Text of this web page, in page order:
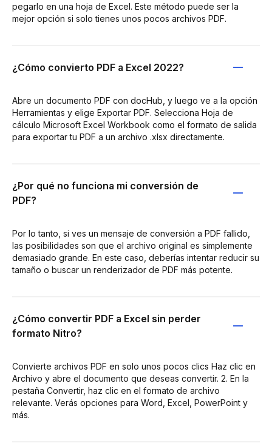
pegarlo en una hoja de Excel. Este método puede ser la
mejor opción si solo tienes unos pocos archivos PDF.
¿Cómo convierto PDF a Excel 2022?
Abre un documento PDF con docHub, y luego ve a la opción
Herramientas y elige Exportar PDF. Selecciona Hoja de
cálculo Microsoft Excel Workbook como el formato de salida
para exportar tu PDF a un archivo .xlsx directamente.
¿Por qué no funciona mi conversión de
PDF?
Por lo tanto, si ves un mensaje de conversión a PDF fallido,
las posibilidades son que el archivo original es simplemente
demasiado grande. En este caso, deberías intentar reducir su
tamaño o buscar un renderizador de PDF más potente.
¿Cómo convertir PDF a Excel sin perder
formato Nitro?
Convierte archivos PDF en solo unos pocos clics Haz clic en
Archivo y abre el documento que deseas convertir. 2. En la
pestaña Convertir, haz clic en el formato de archivo
relevante. Verás opciones para Word, Excel, PowerPoint y
más.